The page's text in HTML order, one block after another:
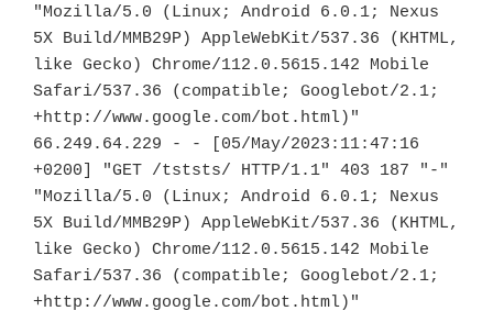
"Mozilla/5.0 (Linux; Android 6.0.1; Nexus
5X Build/MMB29P) AppleWebKit/537.36 (KHTML,
like Gecko) Chrome/112.0.5615.142 Mobile
Safari/537.36 (compatible; Googlebot/2.1;
+http://www.google.com/bot.html)"
66.249.64.229 - - [05/May/2023:11:47:16
+0200] "GET /tststs/ HTTP/1.1" 403 187 "-"
"Mozilla/5.0 (Linux; Android 6.0.1; Nexus
5X Build/MMB29P) AppleWebKit/537.36 (KHTML,
like Gecko) Chrome/112.0.5615.142 Mobile
Safari/537.36 (compatible; Googlebot/2.1;